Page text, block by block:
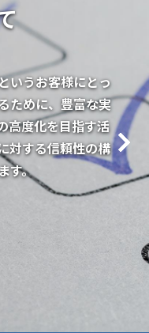
いうお客様にとっ
ために、豊富な実
高度化を目指す活
対する信頼性の構
す。